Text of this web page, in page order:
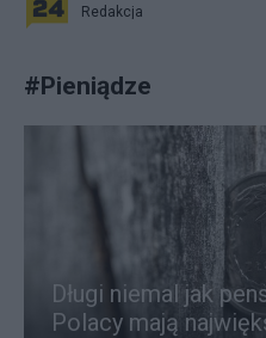
Redakcja
#Pieniądze
Długi niemal jak
Polacy mają